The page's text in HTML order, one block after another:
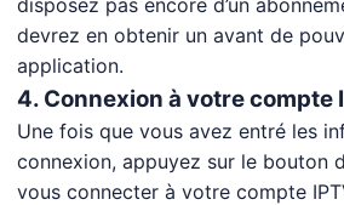
disposez pas encore d’un
devrez en obtenir un avant de
application.
4. Connexion à votre compte
Une fois que vous avez entré les
connexion, appuyez sur le bouton
vous connecter à votre compte